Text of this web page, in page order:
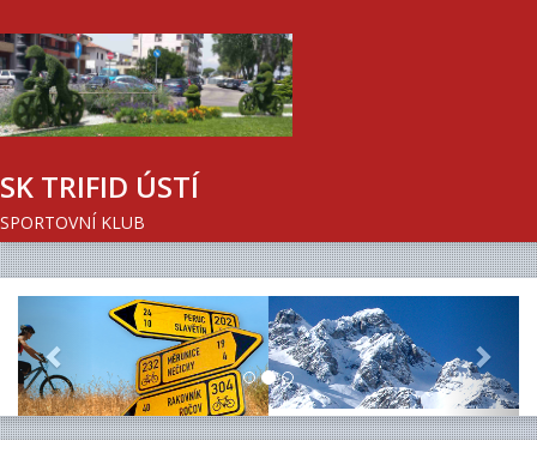
SK TRIFID ÚSTÍ
SPORTOVNÍ KLUB
Previous